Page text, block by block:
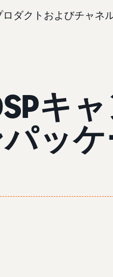
ロダクトおよびチャネ
キ
ッ